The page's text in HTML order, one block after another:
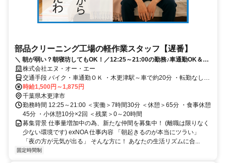
部品クリーニング工場の軽作業スタッフ【遅番】
＼ 朝が弱い？朝寝坊してもOK！／12:25～21:00の勤務♪車通勤OK＆土
日祝休みで未経験から月収25万円～も可能です！
株式会社エヌ・オー・エー
交通手段 バイク・車通勤ＯＫ ・木更津駅～車で約20分 ・転勤なし
（地域密着の採用です！） ・敷地内に無料駐車場を完備しています
【最寄り駅】 ・ＪＲ久留里線「木更津駅」 ・ＪＲ内房線「木更津
駅」
時給1,500円～1,875円
千葉県木更津市
勤務時間 12:25～21:00 ＜実働＞7時間30分 ＜休憩＞65分 ・食事休憩
45分 ・小休憩10分×2回 ＜残業＞0～20時間
募集背景 仕事量増加中の為、新たな仲間を募集中！ (離職は限りなく
少ない環境です) exNOA 仕事内容 「朝起きるのが本当にツラい」
「夜の方が元気が出る」 そんな方に！ あなたの生活リズムに合...
固定時間制